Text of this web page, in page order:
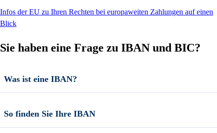
Infos der EU zu Ihren Rechten bei europaweiten Zahlungen auf einen
Blick
Sie haben eine Frage zu IBAN und BIC?
Was ist eine IBAN?
So finden Sie Ihre IBAN